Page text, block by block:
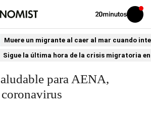
Volver
Iniciar
sesión
Muere un migrante al caer al mar cuando
Sigue la última hora de la crisis migratoria
para AENA,